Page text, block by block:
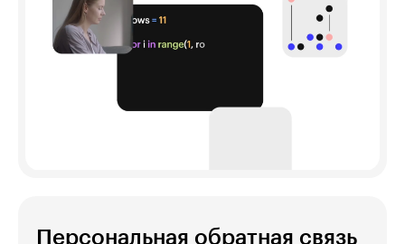
Персональная обратная связь